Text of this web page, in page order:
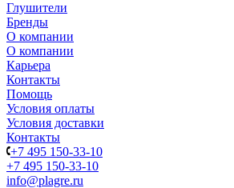
Глушители
Бренды
О компании
О компании
Карьера
Контакты
Помощь
Условия оплаты
Условия доставки
Контакты
+7 495 150-33-10
+7 495 150-33-10
info@plagre.ru